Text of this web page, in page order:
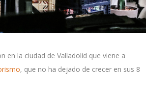
en la ciudad de Valladolid que viene a
, que no ha dejado de crecer en sus 8